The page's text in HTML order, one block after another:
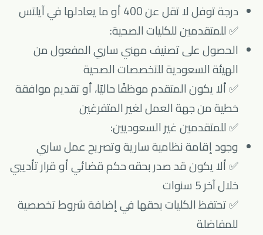
درجة توفل لا تقل عن 400 أو ما يعادلها في آيلتس
✅ للمتقدمين للكليات الصحية:
الحصول على تصنيف مهني ساري المفعول من
الهيئة السعودية للتخصصات الصحية
✅ ألا يكون المتقدم موظفًا حاليًا، أو تقديم موافقة
خطية من جهة العمل لغير المتفرغين
✅ للمتقدمين غير السعوديين:
وجود إقامة نظامية سارية وتصريح عمل ساري
✅ ألا يكون قد صدر بحقه حكم قضائي أو قرار تأديبي
خلال آخر 5 سنوات
✅ تحتفظ الكليات بحقها في إضافة شروط تخصصية
للمفاضلة